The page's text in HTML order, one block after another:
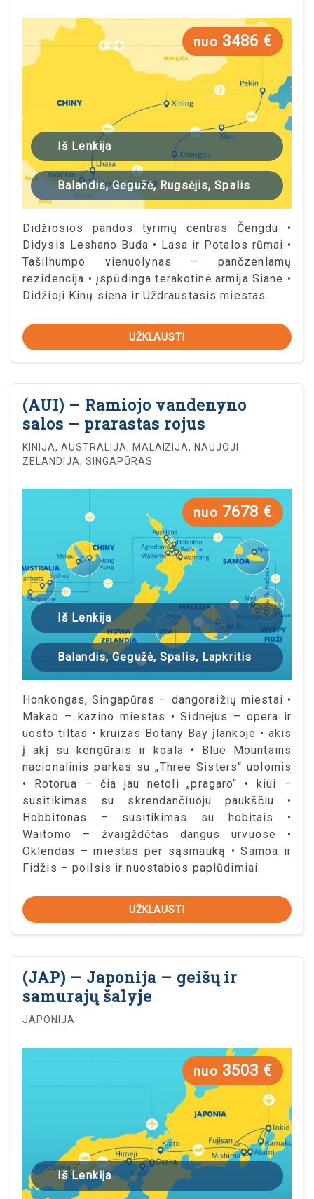
nuo 3486 €
Iš Lenkija
Balandis, Gegužė, Rugsėjis, Spalis
Didžiosios pandos tyrimų centras Čengdu •
Didysis Leshano Buda • Lasa ir Potalos rūmai •
Tašilhumpo vienuolynas – pančzenlamų
rezidencija • įspūdinga terakotinė armija Siane •
Didžioji Kinų siena ir Uždraustasis miestas.
UŽKLAUSTI
(AUI) – Ramiojo vandenyno
salos – prarastas rojus
KINIJA, AUSTRALIJA, MALAIZIJA, NAUJOJI
ZELANDIJA, SINGAPŪRAS
nuo 7678 €
Iš Lenkija
Balandis, Gegužė, Spalis, Lapkritis
Honkongas, Singapūras – dangoraižių miestai •
Makao – kazino miestas • Sidnėjus – opera ir
uosto tiltas • kruizas Botany Bay įlankoje • akis
į akį su kengūrais ir koala • Blue Mountains
nacionalinis parkas su „Three Sisters“ uolomis
• Rotorua – čia jau netoli „pragaro“ • kiui –
susitikimas su skrendančiuoju paukščiu •
Hobbitonas – susitikimas su hobitais •
Waitomo – žvaigždėtas dangus urvuose •
Oklendas – miestas per sąsmauką • Samoa ir
Fidžis – poilsis ir nuostabios paplūdimiai.
UŽKLAUSTI
(JAP) – Japonija – geišų ir
samurajų šalyje
JAPONIJA
nuo 3503 €
Iš Lenkija